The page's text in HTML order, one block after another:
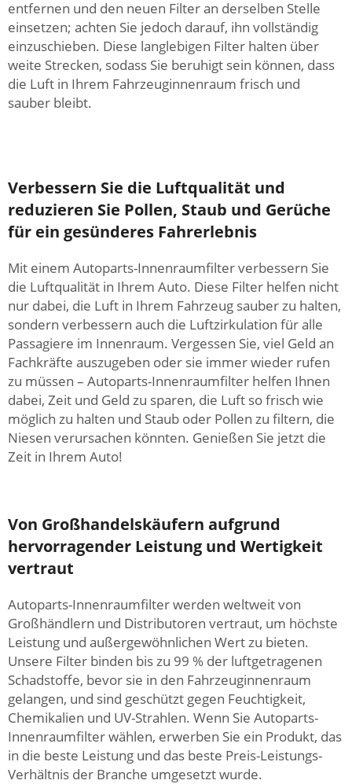
entfernen und den neuen Filter an derselben Stelle
einsetzen; achten Sie jedoch darauf, ihn vollständig
einzuschieben. Diese langlebigen Filter halten über
weite Strecken, sodass Sie beruhigt sein können, dass
die Luft in Ihrem Fahrzeuginnenraum frisch und
sauber bleibt.
Verbessern Sie die Luftqualität und
reduzieren Sie Pollen, Staub und Gerüche
für ein gesünderes Fahrerlebnis
Mit einem Autoparts-Innenraumfilter verbessern Sie
die Luftqualität in Ihrem Auto. Diese Filter helfen nicht
nur dabei, die Luft in Ihrem Fahrzeug sauber zu halten,
sondern verbessern auch die Luftzirkulation für alle
Passagiere im Innenraum. Vergessen Sie, viel Geld an
Fachkräfte auszugeben oder sie immer wieder rufen
zu müssen – Autoparts-Innenraumfilter helfen Ihnen
dabei, Zeit und Geld zu sparen, die Luft so frisch wie
möglich zu halten und Staub oder Pollen zu filtern, die
Niesen verursachen könnten. Genießen Sie jetzt die
Zeit in Ihrem Auto!
Von Großhandelskäufern aufgrund
hervorragender Leistung und Wertigkeit
vertraut
Autoparts-Innenraumfilter werden weltweit von
Großhändlern und Distributoren vertraut, um höchste
Leistung und außergewöhnlichen Wert zu bieten.
Unsere Filter binden bis zu 99 % der luftgetragenen
Schadstoffe, bevor sie in den Fahrzeuginnenraum
gelangen, und sind geschützt gegen Feuchtigkeit,
Chemikalien und UV-Strahlen. Wenn Sie Autoparts-
Innenraumfilter wählen, erwerben Sie ein Produkt, das
in die beste Leistung und das beste Preis-Leistungs-
Verhältnis der Branche umgesetzt wurde.